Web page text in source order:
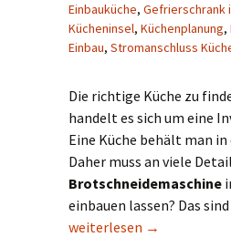
Einbauküche, Gefrierschrank
Kücheninsel, Küchenplanung,
Einbau, Stromanschluss
Die richtige Küche zu
handelt es sich um eine
Eine Küche behält man
Daher muss an viele
Brotschneidemaschine
einbauen lassen? Das
Auf der Suche nach der
weiterlesen →